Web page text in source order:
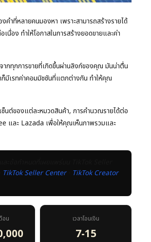
ำที่หลายคนมองหา เพราะสามารถสร้างรายได้
อง ทำให้โอกาสในการสร้างยอดขายและค่า
กทุกการขายที่เกิดขึ้นผ่านลิงก์ของคุณ มันน่าตื่น
มีเรทค่าคอมมิชชันที่แตกต่างกัน ทำให้คุณ
นต์ของแต่ละหมวดสินค้า, การคำนวณรายได้ต่อ
และ Lazada เพื่อให้คุณเห็นภาพรวมและ
ะข้อกำหนดที่เผยแพร่บน TikTok Seller
TikTok Seller Center· TikTok Creator
อน เวลาโอนเงิน
7-15